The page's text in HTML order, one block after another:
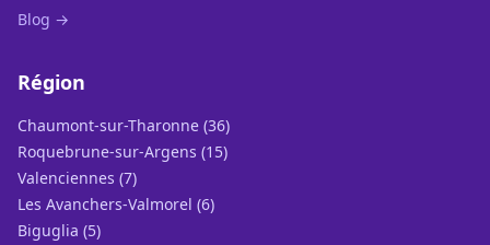
Blog →
Région
Chaumont-sur-Tharonne (36)
Roquebrune-sur-Argens (15)
Valenciennes (7)
Les Avanchers-Valmorel (6)
Biguglia (5)